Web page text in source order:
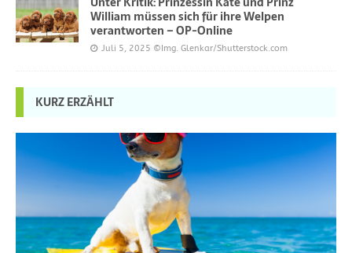
William müssen sich für ihre Welpen
verantworten – OP-Online
Juli 5, 2025 ©Img. Glenkar/Shutterstock.com
KURZ ERZÄHLT